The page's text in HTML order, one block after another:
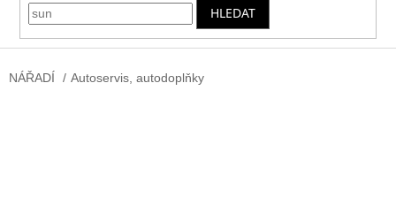
HLEDAT
NÁŘADÍ / Autoservis, autodoplňky